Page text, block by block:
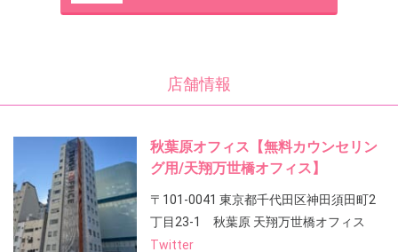
店舗情報
秋葉原オフィス【無料カウンセリン
グ用/天翔万世橋オフィス】
〒101-0041 東京都千代田区神田須田町2
丁目23-1 秋葉原 天翔万世橋オフィス
Twitter